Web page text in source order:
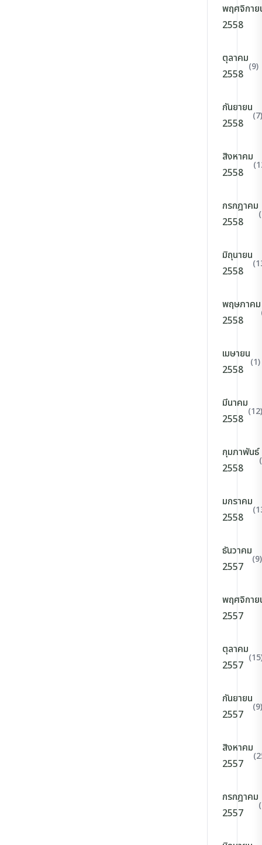
พฤศจิกาย
2558
ตุลาคม
2558
(9)
กันยายน
2558
(7)
สิงหาคม
2558
กรกฎาคม
2558
มิถุนายน
2558
พฤษภาคม
2558
เมษายน
2558
(1)
มีนาคม
2558
(12)
กุมภาพันธ์
2558
มกราคม
2558
ธันวาคม
2557
(9)
พฤศจิกาย
2557
ตุลาคม
2557
กันยายน
2557
(9)
สิงหาคม
2557
กรกฎาคม
2557